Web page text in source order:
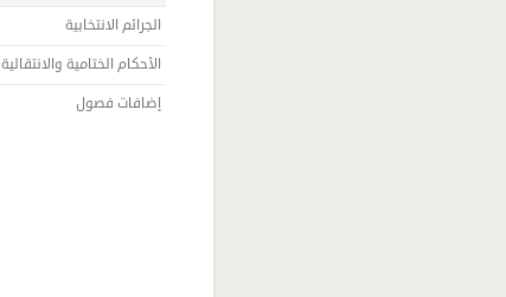
الجرائم الانتخابية
الأحكام الختامية والانتقالية
إضافات فصول